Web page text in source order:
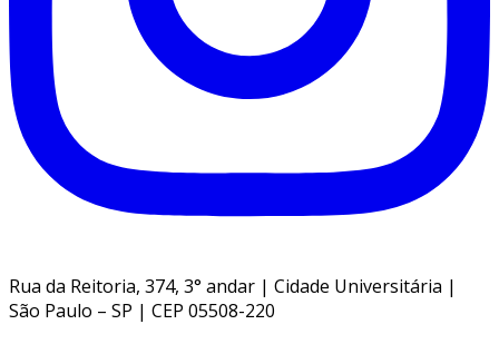
Rua da Reitoria, 374, 3° andar | Cidade Universitária |
São Paulo – SP | CEP 05508-220